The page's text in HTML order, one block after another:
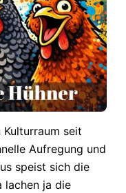
seit
Aufregung und
speist sich die
lachen ja die